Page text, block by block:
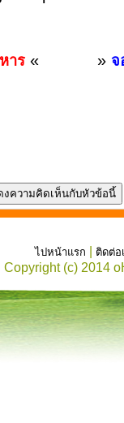
าร« » จ
ไปหน้าแรก ติดต่อ
Copyright (c) 2014